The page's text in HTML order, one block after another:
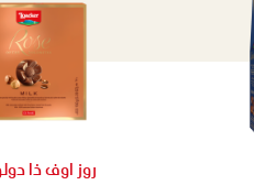
روز اوف ذا